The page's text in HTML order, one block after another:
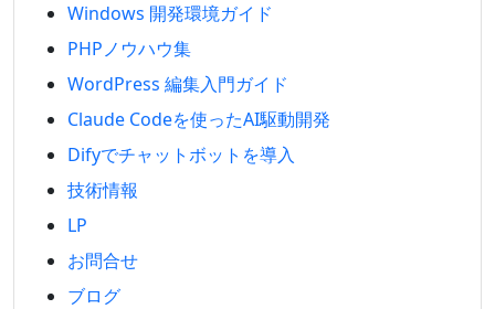
Windows 開発環境ガイド
PHPノウハウ集
WordPress 編集入門ガイド
Claude Codeを使ったAI駆動開発
Difyでチャットボットを導入
技術情報
LP
お問合せ
ブログ